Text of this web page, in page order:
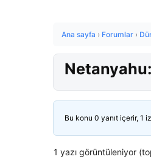
Ana sayfa › Forumlar ›
Bu konu 0 yanıt içerir, 1
1 yazı görüntüleniyor